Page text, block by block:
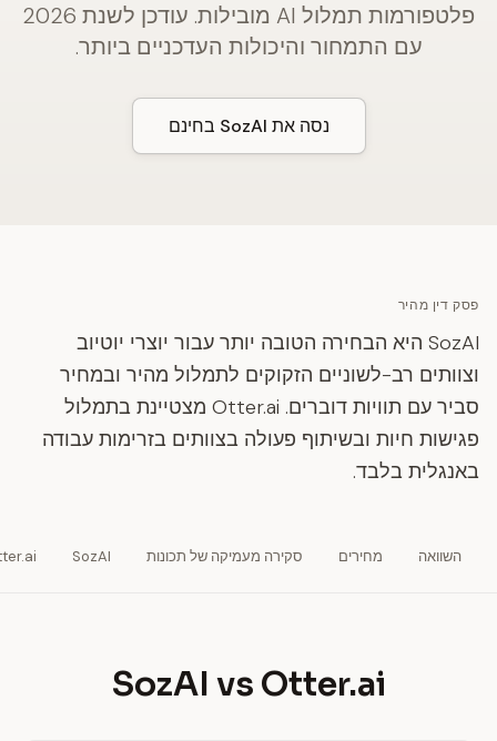
פלטפורמות תמלול AI מובילות. עודכן לשנת 2026
עם התמחור והיכולות העדכניים ביותר.
נסה את SozAI בחינם
פסק דין מהיר
SozAI היא הבחירה הטובה יותר עבור יוצרי יוטיוב
וצוותים רב-לשוניים הזקוקים לתמלול מהיר ובמחיר
סביר עם תוויות דוברים. Otter.ai מצטיינת בתמלול
פגישות חיות ובשיתוף פעולה בצוותים בזרימות עבודה
באנגלית בלבד.
השוואה מחירים סקירה מעמיקה של תכונות SozAI
SozAI vs Otter.ai